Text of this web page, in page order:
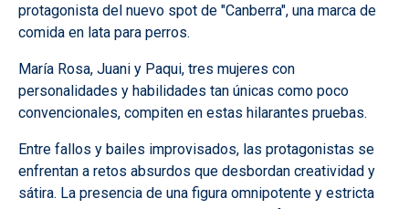
protagonista del nuevo spot de "Canberra", una marca de
comida en lata para perros.
María Rosa, Juani y Paqui, tres mujeres con
personalidades y habilidades tan únicas como poco
convencionales, compiten en estas hilarantes pruebas.
Entre fallos y bailes improvisados, las protagonistas se
enfrentan a retos absurdos que desbordan creatividad y
sátira. La presencia de una figura omnipotente y estricta